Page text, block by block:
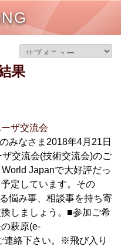
果
ザ交流会
みなさま2018年4月21日
交流会(技術交流会)のご
Japanで大好評だっ
定しています。その
悩み事、相談事を持ち寄
しましょう。■参加ご希
萩原(e-
連絡下さい。※飛び入り